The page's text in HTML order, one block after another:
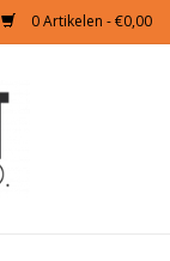
0 Artikelen - €0,00